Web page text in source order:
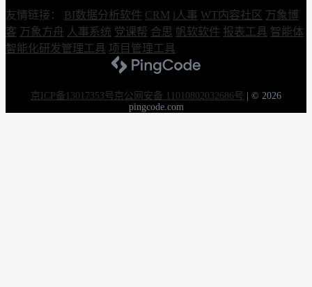
友情链接： BI数据分析软件 CRM i人事 WT内容社区 万象博
客 万象方舟 人事系统 党课帮 合思 帆软软件 报表工具 智能体
智能化研发管理工具 项目管理工具
京ICP备13017353号京公网安备 11010802032686号
© 2026
pingcode.com